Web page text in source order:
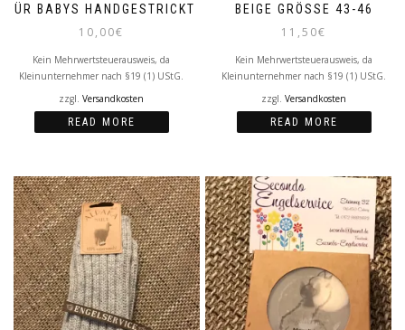
FÜR BABYS HANDGESTRICKT
10,00€
Kein Mehrwertsteuerausweis, da
Kleinunternehmer nach §19 (1) UStG.
zzgl. Versandkosten
READ MORE
BEIGE GRÖSSE 43-46
11,50€
Kein Mehrwertsteuerausweis, da
Kleinunternehmer nach §19 (1) UStG.
zzgl. Versandkosten
READ MORE